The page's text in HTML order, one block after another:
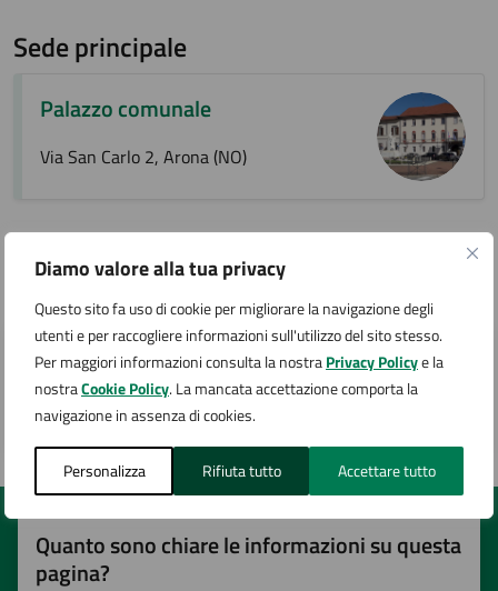
Diamo valore alla tua privacy
Questo sito fa uso di cookie per migliorare la navigazione degli
utenti e per raccogliere informazioni sull'utilizzo del sito stesso.
Per maggiori informazioni consulta la nostraPrivacy Policye la
nostraCookie Policy. La mancata accettazione comporta la
navigazione in assenza di cookies.
Personalizza Rifiuta tutto Accettare tutto
Sede principale
Palazzo comunale
Via San Carlo 2, Arona (NO)
Contatti
Ufficio Segreteria generale e del Sindaco
T +39 0322 231215/213
segreteria@comune.arona.no.it
Quanto sono chiare le informazioni su questa
pagina?